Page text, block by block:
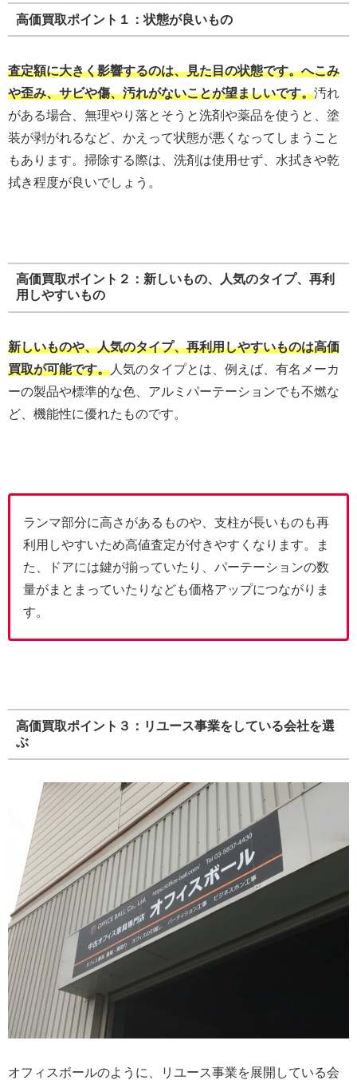
高価買取ポイント１：状態が良いもの
査定額に大きく影響するのは、見た目の状態です。へこみ
や歪み、サビや傷、汚れがないことが望ましいです。汚れ
がある場合、無理やり落とそうと洗剤や薬品を使うと、塗
装が剥がれるなど、かえって状態が悪くなってしまうこと
もあります。掃除する際は、洗剤は使用せず、水拭きや乾
拭き程度が良いでしょう。
高価買取ポイント２：新しいもの、人気のタイプ、再利
用しやすいもの
新しいものや、人気のタイプ、再利用しやすいものは高価
買取が可能です。 人気のタイプとは、例えば、有名メーカ
ーの製品や標準的な色、アルミパーテーションでも不燃な
ど、機能性に優れたものです。
ランマ部分に高さがあるものや、支柱が長いものも再
利用しやすいため高値査定が付きやすくなります。ま
た、ドアには鍵が揃っていたり、パーテーションの数
量がまとまっていたりなども価格アップにつながりま
す。
高価買取ポイント３：リユース事業をしている会社を選
ぶ
オフィスボールのように、リユース事業を展開している会